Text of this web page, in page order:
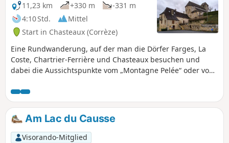
11,23 km
+330 m
-331 m
4:10 Std.
Mittel
Start in Chasteaux (Corrèze)
Eine Rundwanderung, auf der man die Dörfer Farges, La
Coste, Chartrier-Ferrière und Chasteaux besuchen und
dabei die Aussichtspunkte vom „Montagne Pelée“ oder vom
Am Lac du Causse
Visorando-Mitglied